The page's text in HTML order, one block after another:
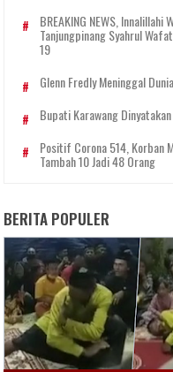
BREAKING NEWS, Innalillahi
Tanjungpinang Syahrul
19
Glenn Fredly Meninggal Dunia
Bupati Karawang
Positif Corona 514, Korban
Tambah 10 Jadi 48 Orang
BERITA POPULER